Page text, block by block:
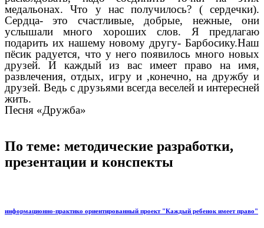
медальонах. Что у нас получилось? ( сердечки).
Сердца- это счастливые, добрые, нежные, они
услышали много хороших слов. Я предлагаю
подарить их нашему новому другу- Барбосику.Наш
пёсик радуется, что у него появилось много новых
друзей. И каждый из вас имеет право на имя,
развлечения, отдых, игру и ,конечно, на дружбу и
друзей. Ведь с друзьями всегда веселей и интересней
жить.
Песня «Дружба»
По теме: методические разработки,
презентации и конспекты
информационно-практико ориентированный проект "Каждый ребенок имеет право"